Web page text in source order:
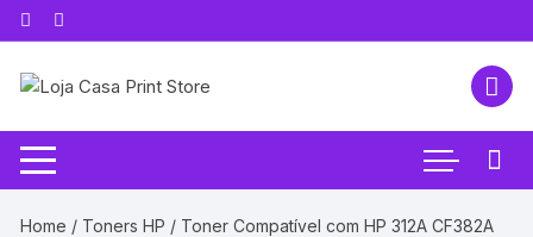
Pular
para
conteúdo
Home / Toners HP / Toner Compatível com HP 312A CF382A